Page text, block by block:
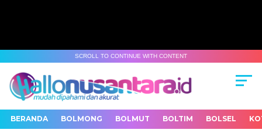
SCROLL TO CONTINUE WITH CONTENT
BERANDA BOLMONG BOLMUT BOLTIM BOLSEL